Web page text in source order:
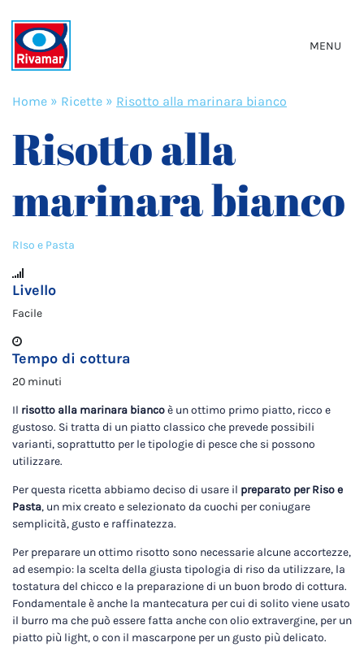
MENU
Home » Ricette » Risotto alla marinara bianco
Risotto alla
marinara bianco
RIso e Pasta
Livello
Facile
Tempo di cottura
20 minuti
Il risotto alla marinara biancoè un ottimo primo piatto, ricco e
gustoso. Si tratta di un piatto classico che prevede possibili
varianti, soprattutto per le tipologie di pesce che si possono
utilizzare.
Per questa ricetta abbiamo deciso di usare il preparato per Riso e
Pasta, un mix creato e selezionato da cuochi per coniugare
semplicità, gusto e raffinatezza.
Per preparare un ottimo risotto sono necessarie alcune accortezze,
ad esempio: la scelta della giusta tipologia di riso da utilizzare, la
tostatura del chicco e la preparazione di un buon brodo di cottura.
Fondamentale è anche la mantecatura per cui di solito viene usato
il burro ma che può essere fatta anche con olio extravergine, per un
piatto più light, o con il mascarpone per un gusto più delicato.